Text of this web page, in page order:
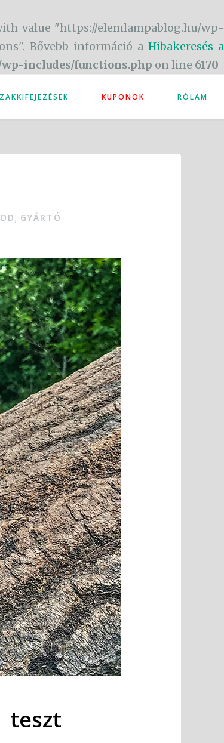
value "https://elemlampablog.hu/wp-
Bővebb információ a Hibakeresés a
includes/functions.php on line 6170
KUPONOK RÓLAM
, GYÁRTÓ